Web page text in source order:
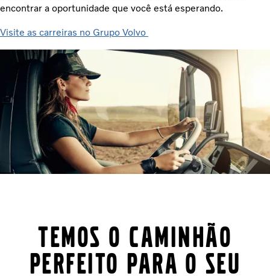
encontrar a oportunidade que você está esperando.
Visite as carreiras no Grupo Volvo
Temos o caminhão
perfeito para o seu